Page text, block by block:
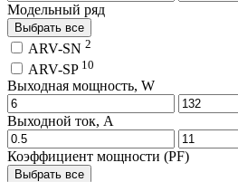
Модельный ряд
Выбрать все
ARV-SN 2
ARV-SP 10
Выходная мощность, W
Выходной ток, A
Коэффициент мощности (PF)
Выбрать все